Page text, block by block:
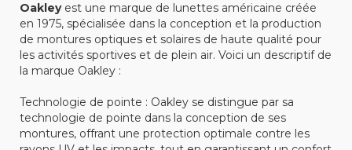
Oakleyest une marque de lunettes américaine créée
en 1975, spécialisée dans la conception et la production
de montures optiques et solaires de haute qualité pour
les activités sportives et de plein air. Voici un descriptif de
la marque Oakley :
Technologie de pointe : Oakley se distingue par sa
technologie de pointe dans la conception de ses
montures, offrant une protection optimale contre les